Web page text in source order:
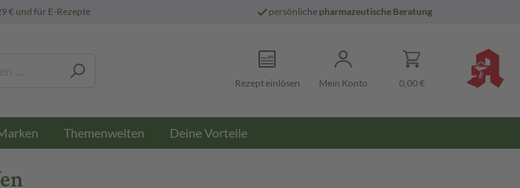
€ und für E-Rezepte persönliche pharmazeutische Beratung
Rezept einlösen Mein Konto 0,00 €
Themenwelten Deine Vorteile